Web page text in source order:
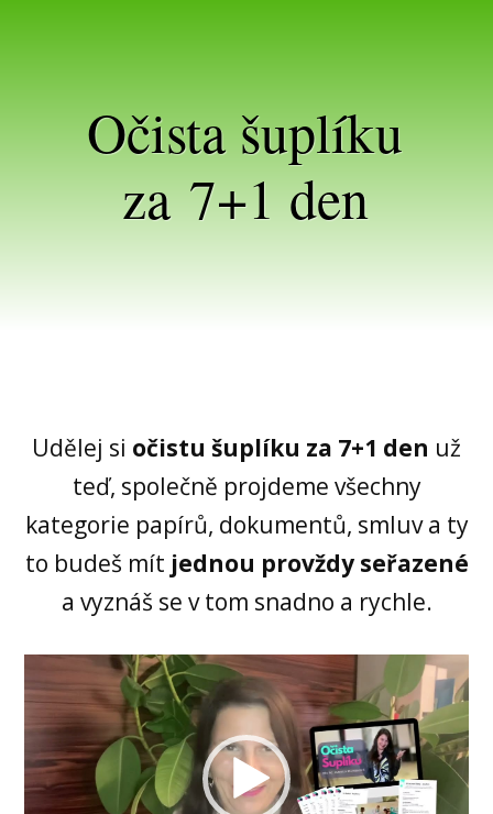
Očista šuplíku
za 7+1 den
Udělej si očistu šuplíku za 7+1 den už
teď, společně projdeme všechny
kategorie papírů, dokumentů, smluv a ty
to budeš mít jednou provždy seřazené
a vyznáš se v tom snadno a rychle.
přehrávač